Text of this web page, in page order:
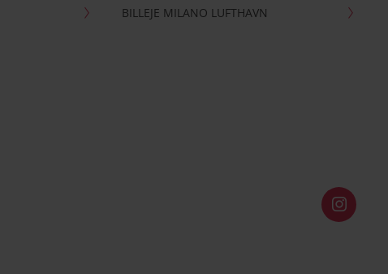
BILLEJE MILANO LUFTHAVN